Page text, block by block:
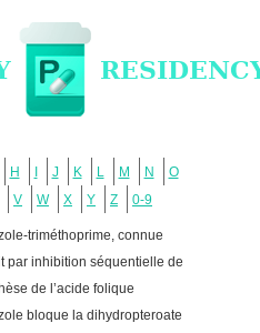
H J K L M N
O
V W X Y Z 0-9
triméthoprime, connue
par inhibition séquentielle de
de l’acide folique
bloque la dihydropteroate